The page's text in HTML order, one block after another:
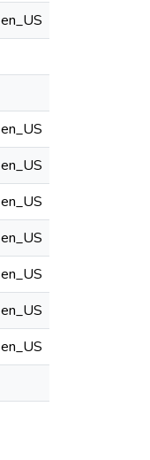
en_US
en_US
en_US
en_US
en_US
en_US
en_US
en_US